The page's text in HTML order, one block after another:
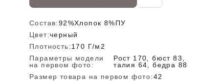
Состав:92%Хлопок 8%ПУ
Цвет:черный
Плотность:170 Г/м2
Параметры модели
на первом фото:
Рост 170, бюст 83,
талия 64, бедра 88
Размер товара на первом фото:42